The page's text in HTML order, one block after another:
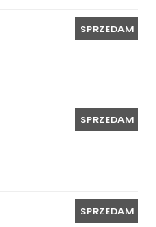
SPRZEDAM
SPRZEDAM
SPRZEDAM